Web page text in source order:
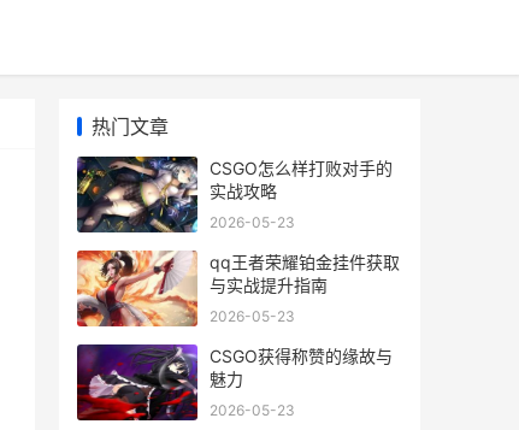
热门文章
CSGO怎么样打败对手的
实战攻略
2026-05-23
qq王者荣耀铂金挂件获取
与实战提升指南
2026-05-23
CSGO获得称赞的缘故与
魅力
2026-05-23